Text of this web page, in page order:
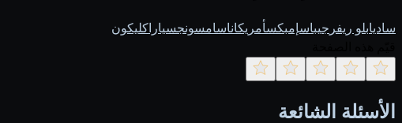
ساديابلو ريفر جيباسإمبكسأمريكاناسامسونجسيارا كليكون
الأسئلة الشائعة